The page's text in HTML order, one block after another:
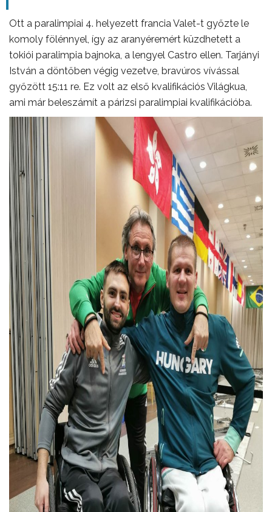
Ott a paralimpiai 4. helyezett francia Valet-t győzte le
komoly fölénnyel, így az aranyéremért küzdhetett a
tokiói paralimpia bajnoka, a lengyel Castro ellen. Tarjányi
István a döntőben végig vezetve, bravúros vívással
győzött 15:11 re. Ez volt az első kvalifikációs Világkua,
ami már beleszámít a párizsi paralimpiai kvalifikációba.